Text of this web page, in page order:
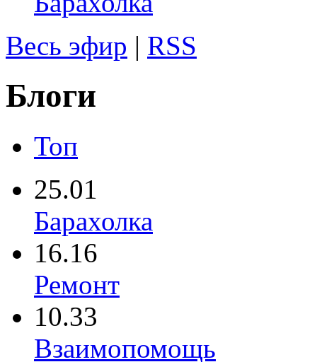
Весь эфир | RSS
Блоги
Топ
25.01
Барахолка
16.16
Ремонт
10.33
Взаимопомощь